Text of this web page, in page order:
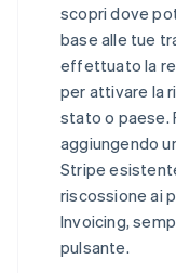
scopri dove
base alle tue
effettuato la
per attivare la
stato o paese.
aggiungendo
Stripe
riscossione ai
Invoicing,
pulsante.
Australia
English
Austria
Deutsch